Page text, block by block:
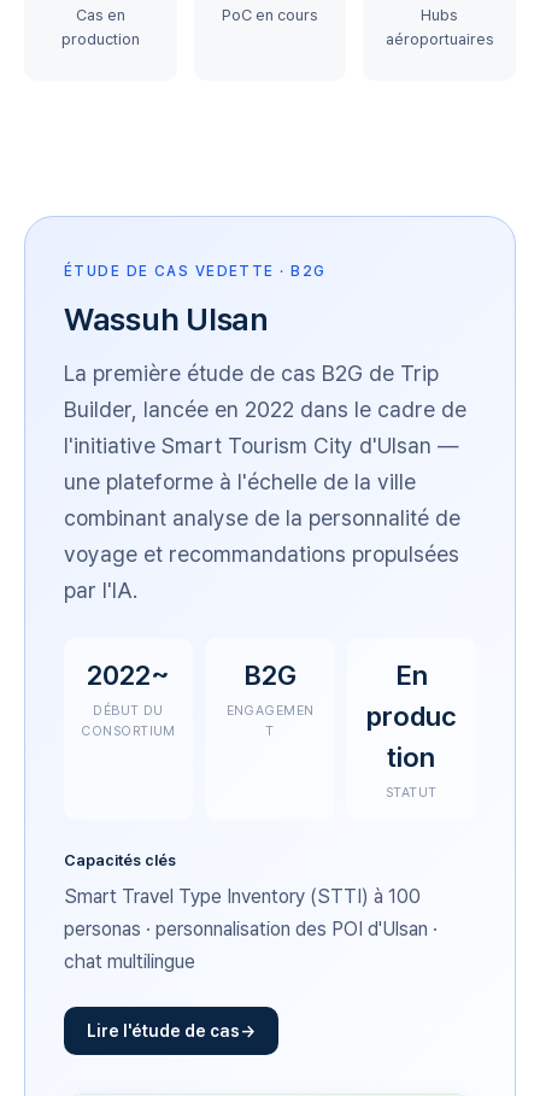
Cas en
production
PoC en cours
Hubs
aéroportuaires
ÉTUDE DE CAS VEDETTE · B2G
Wassuh Ulsan
La première étude de cas B2G de Trip
Builder, lancée en 2022 dans le cadre de
l'initiative Smart Tourism City d'Ulsan —
une plateforme à l'échelle de la ville
combinant analyse de la personnalité de
voyage et recommandations propulsées
par l'IA.
2022~
DÉBUT DU
CONSORTIUM
B2G
ENGAGEMEN
T
En
produc
tion
STATUT
Capacités clés
Smart Travel Type Inventory (STTI) à 100
personas · personnalisation des POI d'Ulsan ·
chat multilingue
Lire l'étude de cas